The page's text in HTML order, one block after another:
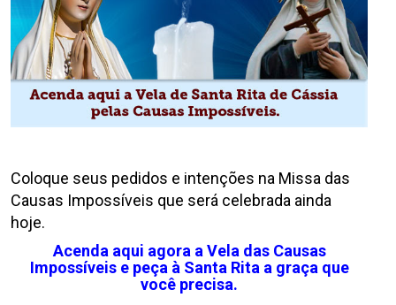
Coloque seus pedidos e intenções na Missa das
Causas Impossíveis que será celebrada ainda
hoje.
Acenda aqui agora a Vela das Causas
Impossíveis e peça à Santa Rita a graça que
você precisa.